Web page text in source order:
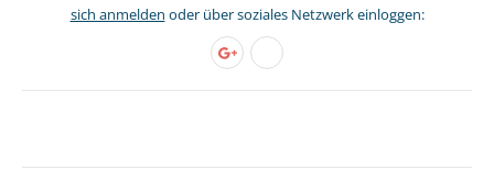
sich anmelden oder über soziales Netzwerk einloggen: